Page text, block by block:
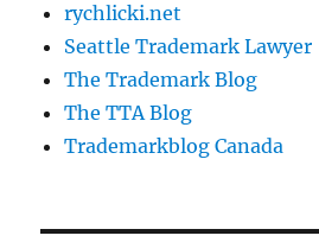
rychlicki.net
Seattle Trademark Lawyer
The Trademark Blog
The TTA Blog
Trademarkblog Canada